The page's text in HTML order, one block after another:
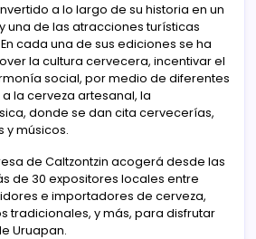
a lo largo de su historia en un
una de las atracciones turísticas
cada una de sus ediciones se ha
la cultura cervecera, incentivar el
social, por medio de diferentes
la cerveza artesanal, la
donde se dan cita cervecerías,
y músicos.
de Caltzontzin acogerá desde las
de 30 expositores locales entre
e importadores de cerveza,
tradicionales, y más, para disfrutar
Uruapan.